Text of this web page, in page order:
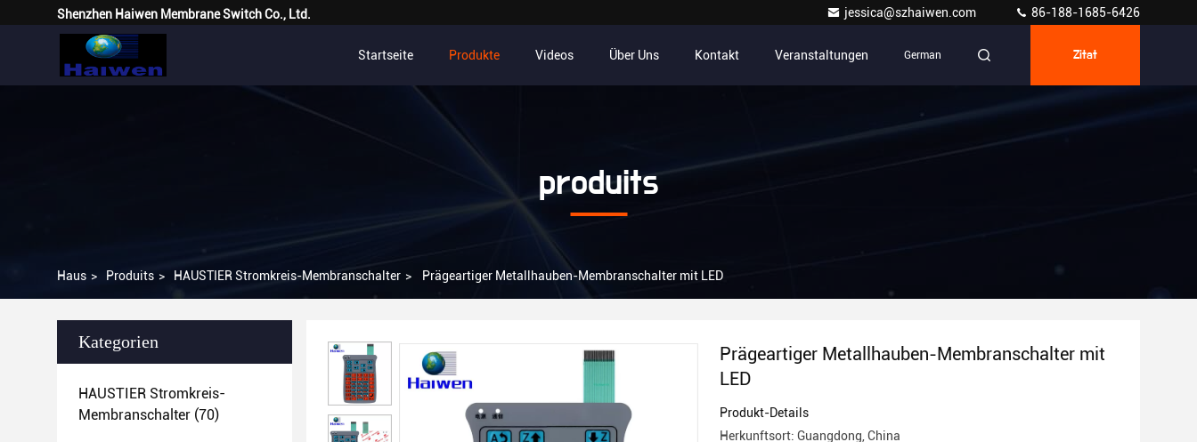
Shenzhen Haiwen Membrane Switch Co., Ltd. jessica@szhaiwen.com 86-188-1685-6426
Startseite Produkte Videos Über Uns Kontakt Veranstaltungen German Zitat
produits
Haus > Produits > HAUSTIER Stromkreis-Membranschalter > Prägeartiger Metallhauben-Membranschalter mit LED
Kategorien
HAUSTIER Stromkreis-
Membranschalter (70)
Prägeartiger Metallhauben-Membranschalter mit
LED
Produkt-Details
Herkunftsort: Guangdong, China